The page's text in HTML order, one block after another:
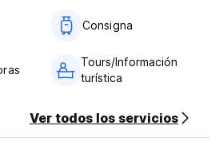
from original language)
Consigna
Tours/Información
turística
Ver todos los servicios